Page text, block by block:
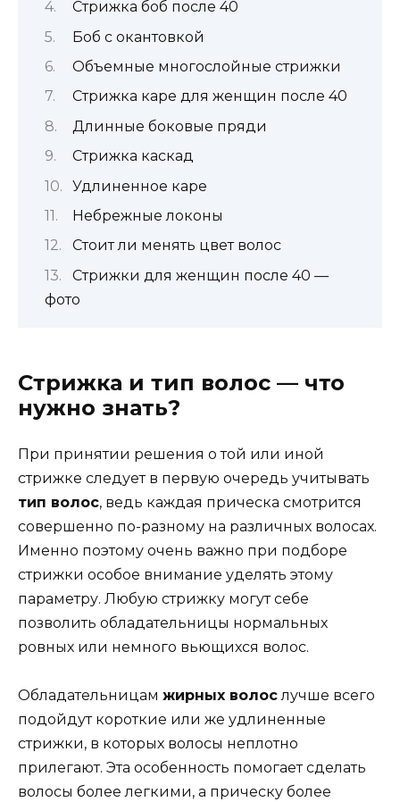
Стрижка боб после 40
Боб с окантовкой
Объемные многослойные стрижки
Стрижка каре для женщин после 40
Длинные боковые пряди
Стрижка каскад
Удлиненное каре
Небрежные локоны
Стоит ли менять цвет волос
Стрижки для женщин после 40 —
фото
Стрижка и тип волос — что
нужно знать?
При принятии решения о той или иной
стрижке следует в первую очередь учитывать
тип волос, ведь каждая прическа смотрится
совершенно по-разному на различных волосах.
Именно поэтому очень важно при подборе
стрижки особое внимание уделять этому
параметру. Любую стрижку могут себе
позволить обладательницы нормальных
ровных или немного вьющихся волос.
Обладательницам жирных волослучше всего
подойдут короткие или же удлиненные
стрижки, в которых волосы неплотно
прилегают. Эта особенность помогает сделать
волосы более легкими, а прическу более